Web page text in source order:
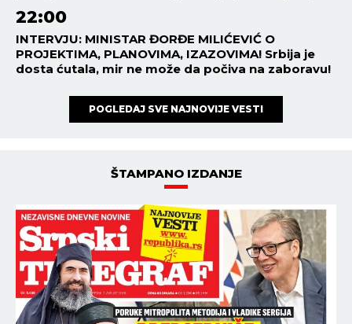
22:00
INTERVJU: MINISTAR ĐORĐE MILIĆEVIĆ O
PROJEKTIMA, PLANOVIMA, IZAZOVIMA! Srbija je
dosta ćutala, mir ne može da počiva na zaboravu!
POGLEDAJ SVE NAJNOVIJE VESTI
ŠTAMPANO IZDANJE